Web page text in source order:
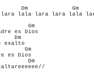
Dm             Gm
lala lara lara lala
Gm
es Dios
Dm
exalto
Gm
es Dios
Dm